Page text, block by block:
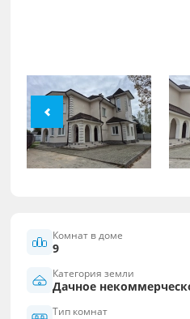
Комнат в доме
9
Категория земли
Дачное
Тип комнат